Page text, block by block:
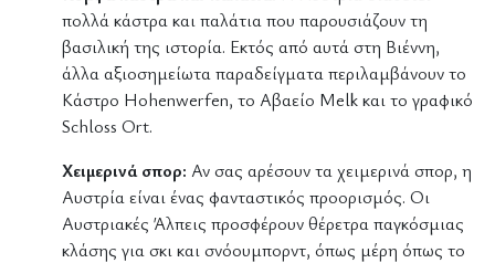
πολλά κάστρα και παλάτια που παρουσιάζουν τη
βασιλική της ιστορία. Εκτός από αυτά στη Βιέννη,
άλλα αξιοσημείωτα παραδείγματα περιλαμβάνουν το
Κάστρο Hohenwerfen, το Αβαείο Melk και το γραφικό
Schloss Ort.
Χειμερινά σπορ: Αν σας αρέσουν τα χειμερινά σπορ, η
Αυστρία είναι ένας φανταστικός προορισμός. Οι
Αυστριακές Άλπεις προσφέρουν θέρετρα παγκόσμιας
κλάσης για σκι και σνόουμπορντ, όπως μέρη όπως το